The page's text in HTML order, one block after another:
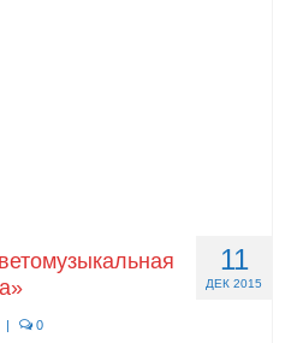
11
ДЕК 2015
| 0